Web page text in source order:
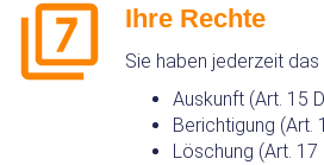
Ihre Rechte
Sie haben jederzeit das
Auskunft (Art. 15
Berichtigung (Art.
Löschung (Art. 17